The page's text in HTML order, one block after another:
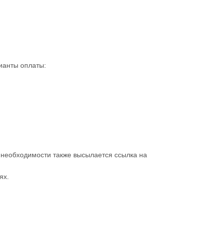
оплаты:
также высылается ссылка на